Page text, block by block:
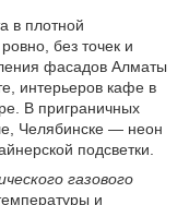
в плотной
без точек и
фасадов Алматы
интерьеров кафе в
В приграничных
Челябинске — неон
подсветки.
газового
и